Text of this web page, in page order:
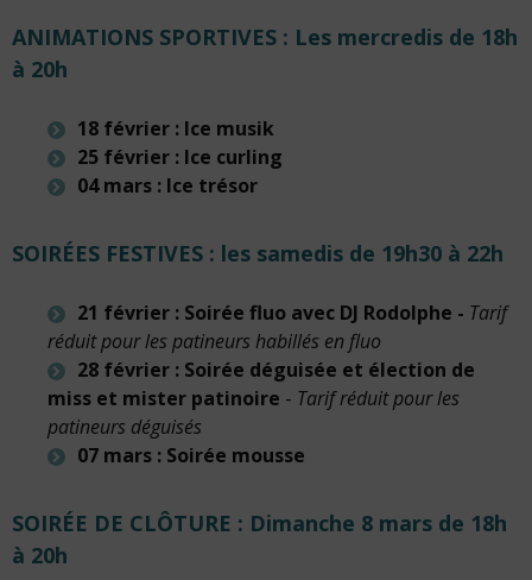
ANIMATIONS SPORTIVES : Les mercredis de 18h
à 20h
18 février : Ice musik
25 février : Ice curling
04 mars : Ice trésor
SOIRÉES FESTIVES : les samedis de 19h30 à 22h
21 février : Soirée fluo avec DJ Rodolphe - Tarif
réduit pour les patineurs habillés en fluo
28 février : Soirée déguisée et élection de
miss et mister patinoire - Tarif réduit pour les
patineurs déguisés
07 mars : Soirée mousse
SOIRÉE DE CLÔTURE : Dimanche 8 mars de 18h
à 20h